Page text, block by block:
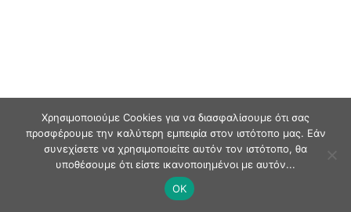
Χρησιμοποιούμε Cookies για να διασφαλίσουμε ότι σας
προσφέρουμε την καλύτερη εμπειρία στον ιστότοπο μας. Εάν
συνεχίσετε να χρησιμοποιείτε αυτόν τον ιστότοπο, θα
υποθέσουμε ότι είστε ικανοποιημένοι με αυτόν...
OK